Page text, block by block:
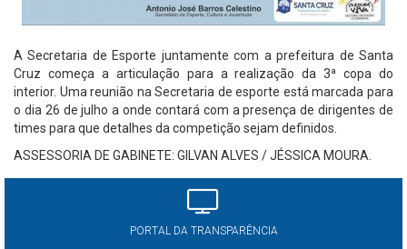
A Secretaria de Esporte juntamente com a prefeitura de Santa
Cruz começa a articulação para a realização da 3ª copa do
interior. Uma reunião na Secretaria de esporte está marcada para
o dia 26 de julho a onde contará com a presença de dirigentes de
times para que detalhes da competição sejam definidos.
ASSESSORIA DE GABINETE: GILVAN ALVES / JÉSSICA MOURA.
PORTAL DA TRANSPARÊNCIA